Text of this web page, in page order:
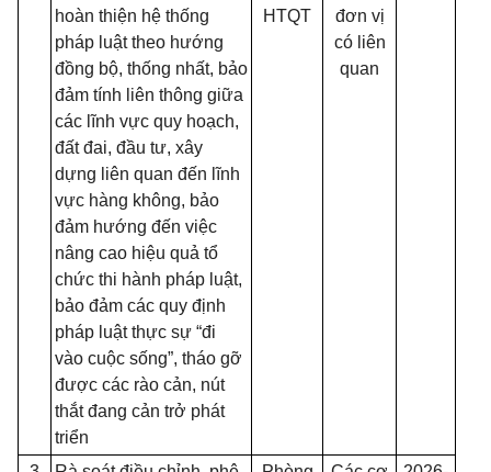
hoàn thiện hệ thống
pháp luật theo hướng
đồng bộ, thống nhất, bảo
đảm tính liên thông giữa
các lĩnh vực quy hoạch,
đất đai, đầu tư, xây
dựng liên quan đến lĩnh
vực hàng không, bảo
đảm hướng đến việc
nâng cao hiệu quả tổ
chức thi hành pháp luật,
bảo đảm các quy định
pháp luật thực sự “đi
vào cuộc sống”, tháo gỡ
được các rào cản, nút
thắt đang cản trở phát
triển
HTQT
đơn vị
có liên
quan